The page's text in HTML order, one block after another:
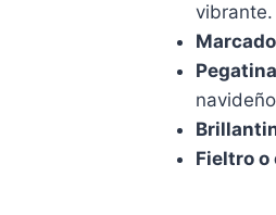
vibrante.
Fieltro